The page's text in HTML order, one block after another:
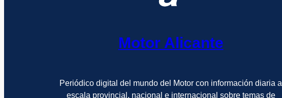
Motor Alicante
Periódico digital del mundo del Motor con información diaria a
escala provincial, nacional e internacional sobre temas de